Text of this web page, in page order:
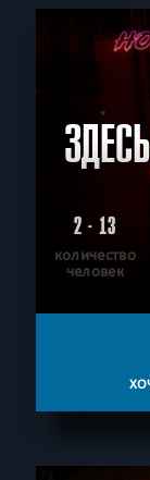
2 - 13
количество
человек